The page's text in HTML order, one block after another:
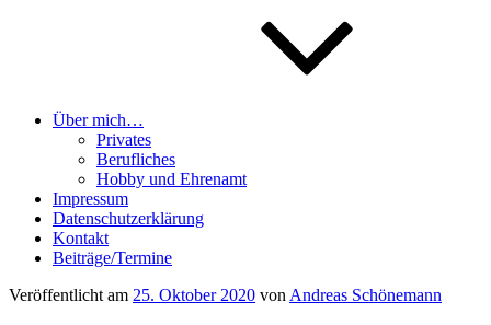
Über mich…
Privates
Berufliches
Hobby und Ehrenamt
Impressum
Datenschutzerklärung
Kontakt
Beiträge/Termine
Veröffentlicht am 25. Oktober 2020 von Andreas Schönemann